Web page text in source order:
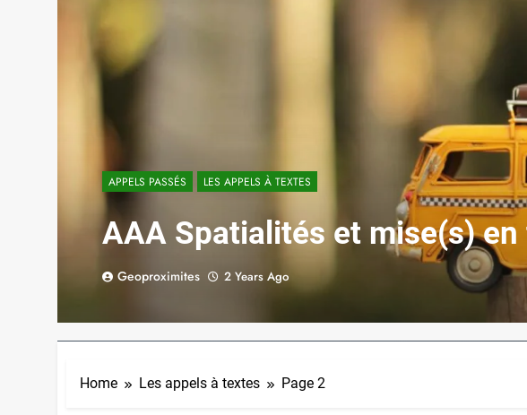
APPELS PASSÉS LES APPELS À TEXTES
AAA Spatialités et mise(s)
Geoproximites 2 Years Ago
Home Les appels à textes Page 2